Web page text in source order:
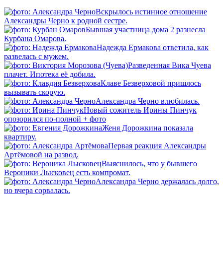
Вскрылось истинное отношение
Александры Черно к родной сестре.
Бывшая участница дома 2 разнесла
Курбана Омарова.
Надежда Ермакова ответила, как
развелась с мужем.
Разведенная Вика Чуева
плачет. Ипотека её добила.
Клаве Безверховой пришлось
вызывать скорую.
Александра Черно влюбилась.
Новый сожитель Ирины Пинчук
опозорился по-полной + фото
Женя Дорожкина показала
квартиру.
Первая реакция Александры
Артёмовой на развод.
Выяснилось, что у бывшего
Вероники Лысковец есть компромат.
Александра Черно держалась долго,
но вчера сорвалась.